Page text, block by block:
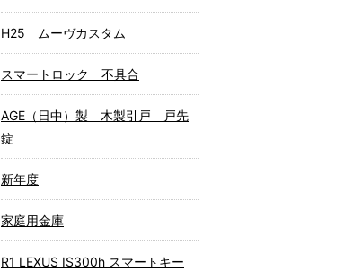
H25 ムーヴカスタム
スマートロック 不具合
AGE（日中）製 木製引戸 戸先
錠
新年度
家庭用金庫
R1 LEXUS IS300h スマートキー